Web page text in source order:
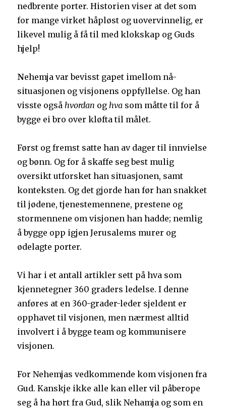
nedbrente porter. Historien viser at det som
for mange virket håpløst og uovervinnelig, er
likevel mulig å få til med klokskap og Guds
hjelp!
Nehemja var bevisst gapet imellom nå-
situasjonen og visjonens oppfyllelse. Og han
visste også hvordan og hva som måtte til for å
bygge ei bro over kløfta til målet.
Først og fremst satte han av dager til innvielse
og bønn. Og for å skaffe seg best mulig
oversikt utforsket han situasjonen, samt
konteksten. Og det gjorde han før han snakket
til jødene, tjenestemennene, prestene og
stormennene om visjonen han hadde; nemlig
å bygge opp igjen Jerusalems murer og
ødelagte porter.
Vi har i et antall artikler sett på hva som
kjennetegner 360 graders ledelse. I denne
anføres at en 360-grader-leder sjeldent er
opphavet til visjonen, men nærmest alltid
involvert i å bygge team og kommunisere
visjonen.
For Nehemjas vedkommende kom visjonen fra
Gud. Kanskje ikke alle kan eller vil påberope
seg å ha hørt fra Gud, slik Nehamja og som en